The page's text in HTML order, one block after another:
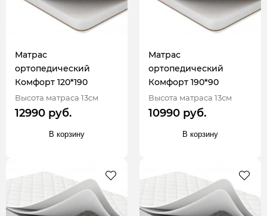
Матрас
ортопедический
Комфорт 120*190
Высота матраса 13см
12990 руб.
В корзину
Матрас
ортопедический
Комфорт 190*90
Высота матраса 13см
10990 руб.
В корзину